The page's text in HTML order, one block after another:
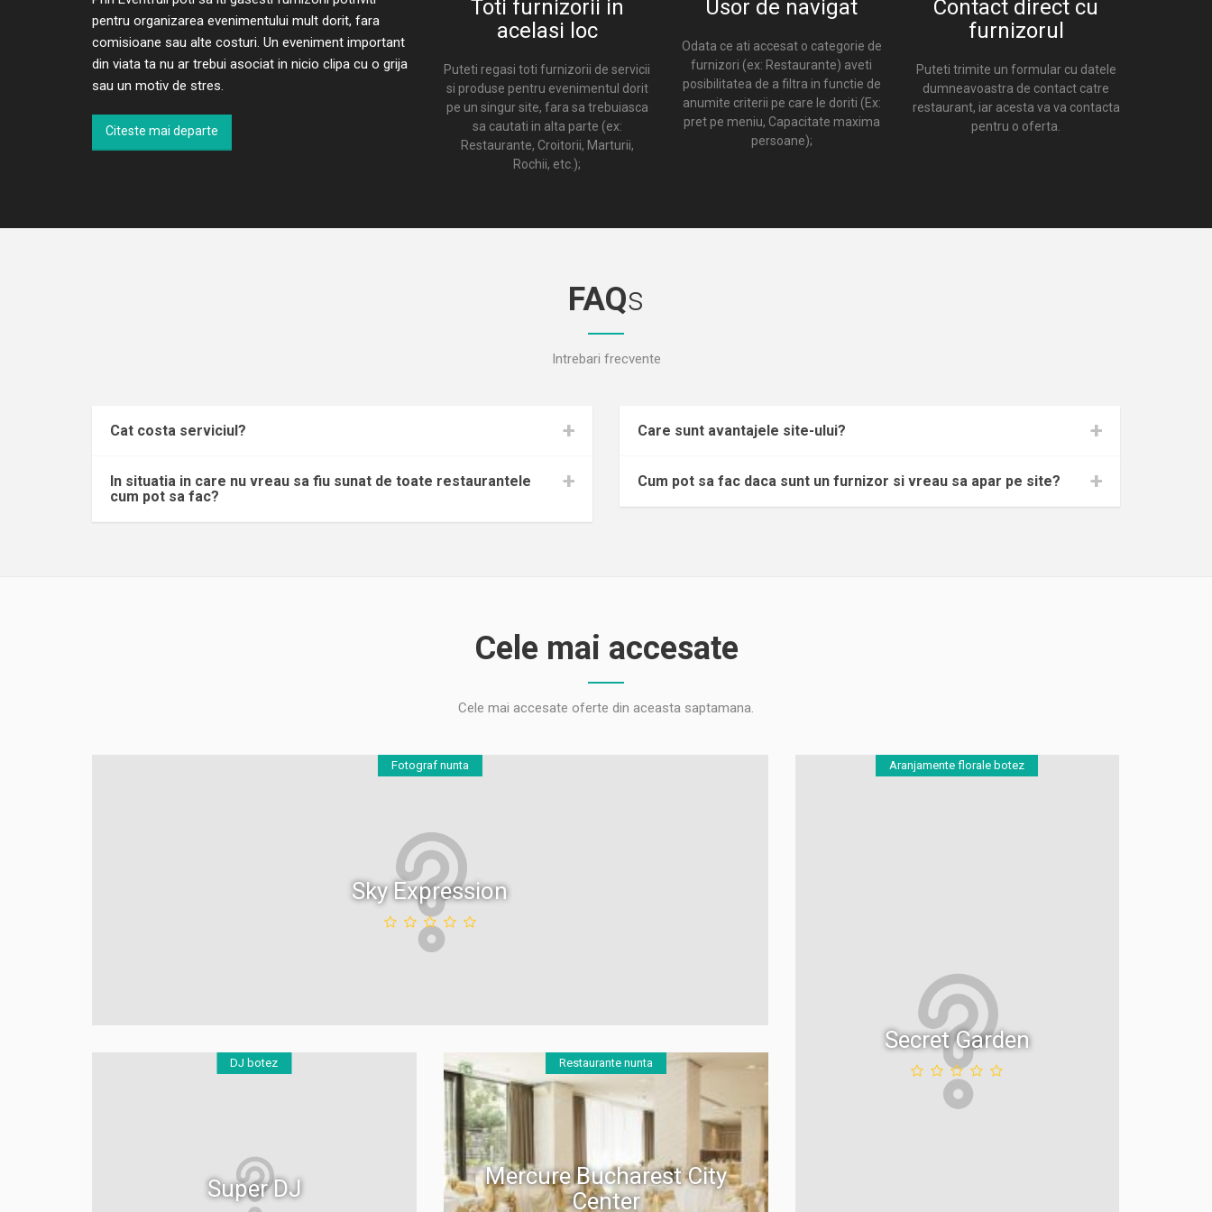
pentru organizarea evenimentului mult dorit, fara
comisioane sau alte costuri. Un eveniment important
din viata ta nu ar trebui asociat in nicio clipa cu o grija
sau un motiv de stres.
Citeste mai departe
Toti furnizorii in
acelasi loc
Puteti regasi toti furnizorii de servicii
si produse pentru evenimentul dorit
pe un singur site, fara sa trebuiasca
sa cautati in alta parte (ex:
Restaurante, Croitorii, Marturii,
Rochii, etc.);
Usor de navigat
Odata ce ati accesat o categorie de
furnizori (ex: Restaurante) aveti
posibilitatea de a filtra in functie de
anumite criterii pe care le doriti (Ex:
pret pe meniu, Capacitate maxima
persoane);
Contact direct cu
furnizorul
Puteti trimite un formular cu datele
dumneavoastra de contact catre
restaurant, iar acesta va va contacta
pentru o oferta.
FAQs
Intrebari frecvente
Cat costa serviciul? Care sunt avantajele site-ului?
In situatia in care nu vreau sa fiu sunat de toate restaurantele
cum pot sa fac?
Cum pot sa fac daca sunt un furnizor si vreau sa apar pe site?
Cele mai accesate
Cele mai accesate oferte din aceasta saptamana.
Sky Expression
Fotograf nunta
Secret Garden
Aranjamente florale botez
Super DJ
DJ botez
Mercure Bucharest City
Center
Restaurante nunta